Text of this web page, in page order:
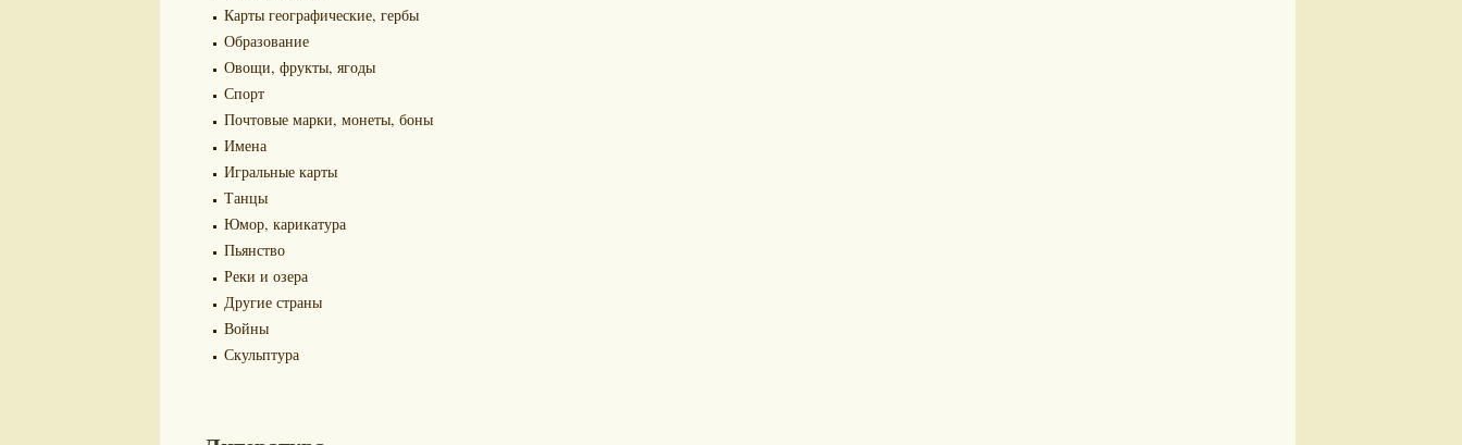
Карты географические, гербы
Образование
Овощи, фрукты, ягоды
Спорт
Почтовые марки, монеты, боны
Имена
Игральные карты
Танцы
Юмор, карикатура
Пьянство
Реки и озера
Другие страны
Войны
Скульптура